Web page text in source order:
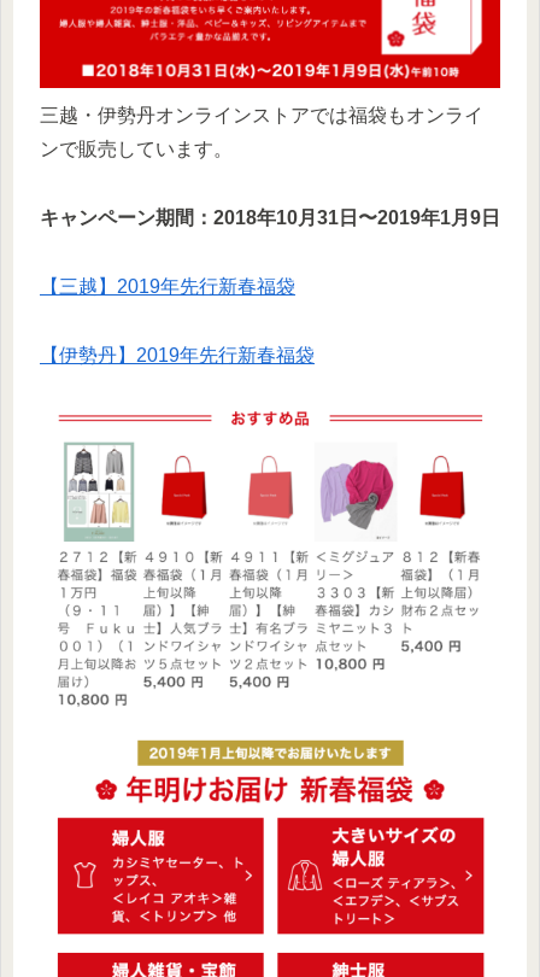
三越・伊勢丹オンラインストアでは福袋もオンライ
ンで販売しています。
キャンペーン期間：2018年10月31日〜2019年1月9日
【三越】2019年先行新春福袋
【伊勢丹】2019年先行新春福袋